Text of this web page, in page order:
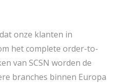
onze klanten in
het complete order-to-
van SCSN worden de
branches binnen Europa